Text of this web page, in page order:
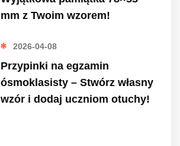
mm z Twoim wzorem!
2026-04-08
Przypinki na egzamin
ósmoklasisty – Stwórz własny
wzór i dodaj uczniom otuchy!